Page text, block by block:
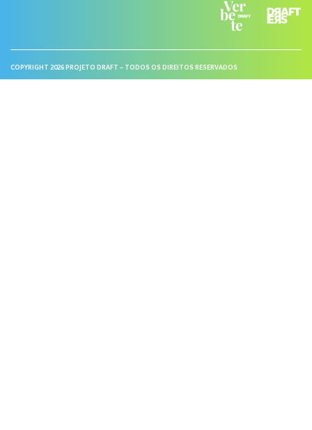
COPYRIGHT 2026 PROJETO DRAFT – TODOS OS DIREITOS RESERVADOS